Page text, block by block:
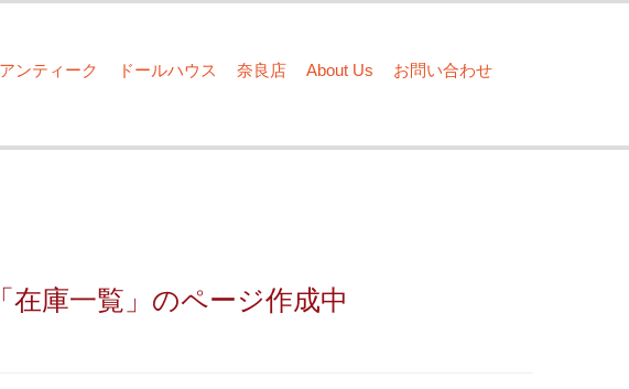
アンティーク ドールハウス 奈良店 About Us お問い合わせ
「在庫一覧」のページ作成中